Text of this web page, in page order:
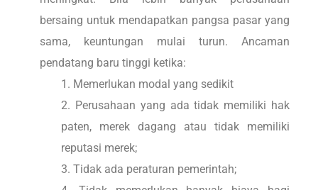
bersaing untuk mendapatkan pangsa pasar yang
sama, keuntungan mulai turun. Ancaman
pendatang baru tinggi ketika:
Memerlukan modal yang sedikit
Perusahaan yang ada tidak memiliki hak
paten, merek dagang atau tidak memiliki
reputasi merek;
Tidak ada peraturan pemerintah;